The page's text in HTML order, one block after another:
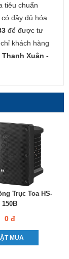
tiêu chuẩn
đầy đủ hóa
để được tư
khách hàng
Thanh Xuân -
Trục Toa HS-
150B
0 đ
MUA